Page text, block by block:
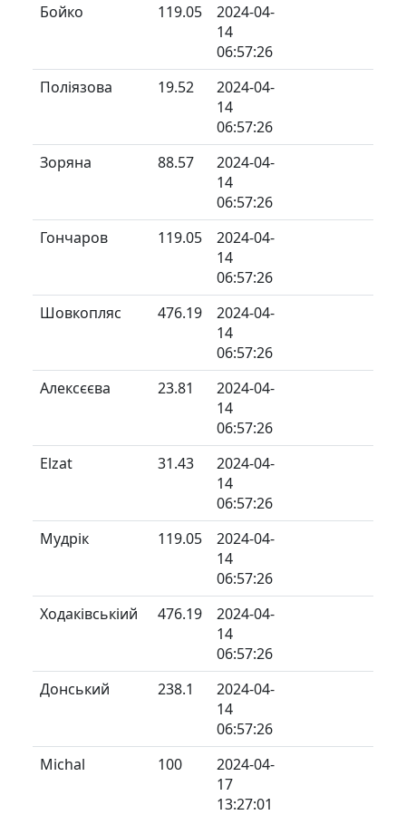
Бойко
119.05
2024-04-
14
06:57:26
Поліязова
19.52
2024-04-
14
06:57:26
Зоряна
88.57
2024-04-
14
06:57:26
Гончаров
119.05
2024-04-
14
06:57:26
Шовкопляс
476.19
2024-04-
14
06:57:26
Алексєєва
23.81
2024-04-
14
06:57:26
Elzat
31.43
2024-04-
14
06:57:26
Мудрік
119.05
2024-04-
14
06:57:26
Ходаківськіий
476.19
2024-04-
14
06:57:26
Донський
238.1
2024-04-
14
06:57:26
Michal
100
2024-04-
17
13:27:01